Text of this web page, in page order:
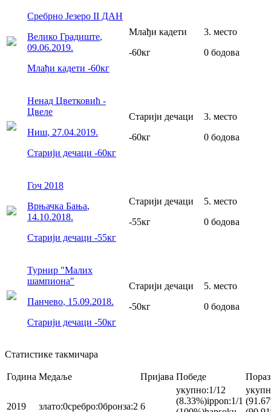
Сребрно Језеро II ДАН
Велико Градиште,
09.06.2019.
Млађи кадети -60кг
Млађи кадети
-60кг
3. место
0 бодова
Ненад Цветковић -
Цвеле
Ниш, 27.04.2019.
Старији дечаци -60кг
Старији дечаци
-60кг
3. место
0 бодова
Гоч 2018
Врњачка Бања,
14.10.2018.
Старији дечаци -55кг
Старији дечаци
-55кг
5. место
0 бодова
Турнир "Малих
шампиона"
Панчево, 15.09.2018.
Старији дечаци -50кг
Старији дечаци
-50кг
5. место
0 бодова
Статистике такмичара
Година Медаље Пријава Победе
2019 злато:0сребро:0бронза:2 6
укупно:1/12
(8.33%)ippon:1/1